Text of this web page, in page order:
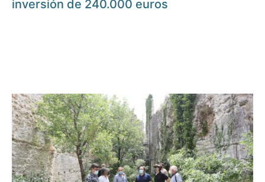
inversión de 240.000 euros